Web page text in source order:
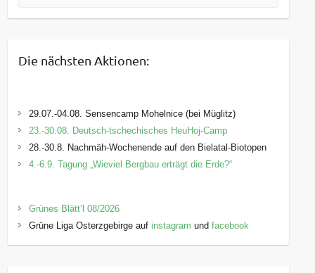
Die nächsten Aktionen:
29.07.-04.08. Sensencamp Mohelnice (bei Müglitz)
23.-30.08. Deutsch-tschechisches HeuHoj-Camp
28.-30.8. Nachmäh-Wochenende auf den Bielatal-Biotopen
4.-6.9. Tagung „Wieviel Bergbau erträgt die Erde?“
Grünes Blätt’l 08/2026
Grüne Liga Osterzgebirge auf instagram undfacebook